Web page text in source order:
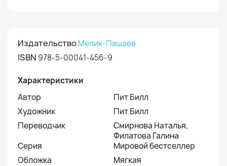
ИздательствоМелик-Пашаев
ISBN 978-5-00041-456-9
Характеристики
Автор
Пит Билл
Художник
Пит Билл
Переводчик
Смирнова Наталья,
Филатова Галина
Серия
Мировой бестселлер
Обложка
Мягкая